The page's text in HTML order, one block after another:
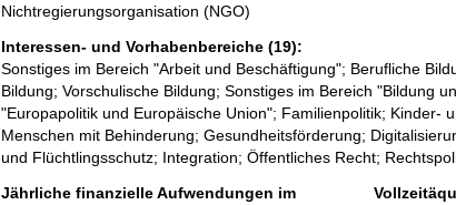
i
s
s
e
Nichtregierungsorganisation (NGO)
Interessen- und Vorhabenbereiche (19):
Sonstiges im Bereich "Arbeit und Beschäftigung"; Berufliche
Bildung; Vorschulische Bildung; Sonstiges im Bereich "Bildung
"Europapolitik und Europäische Union"; Familienpolitik; Kinder-
Menschen mit Behinderung; Gesundheitsförderung;
und Flüchtlingsschutz; Integration; Öffentliches Recht;
Jährliche finanzielle Aufwendungen im